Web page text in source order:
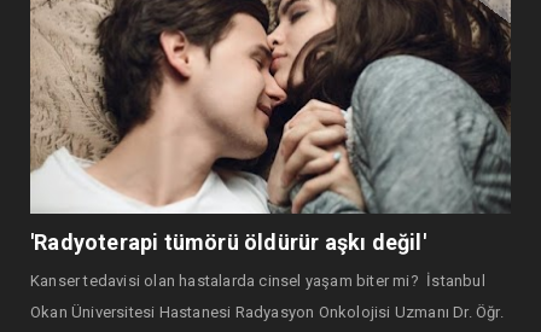
'Radyoterapi tümörü öldürür aşkı değil'
Kanser tedavisi olan hastalarda cinsel yaşam biter mi? İstanbul
Okan Üniversitesi Hastanesi Radyasyon Onkolojisi Uzmanı Dr. Öğr.